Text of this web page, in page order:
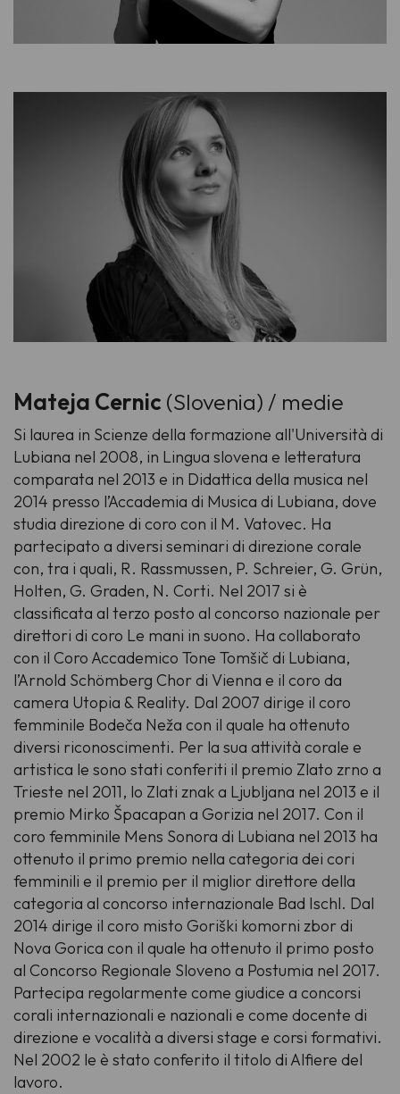
Mateja Cernic (Slovenia) / medie
Si laurea in Scienze della formazione all'Università di
Lubiana nel 2008, in Lingua slovena e letteratura
comparata nel 2013 e in Didattica della musica nel
2014 presso l’Accademia di Musica di Lubiana, dove
studia direzione di coro con il M. Vatovec. Ha
partecipato a diversi seminari di direzione corale
con, tra i quali, R. Rassmussen, P. Schreier, G. Grün,
Holten, G. Graden, N. Corti. Nel 2017 si è
classificata al terzo posto al concorso nazionale per
direttori di coro Le mani in suono. Ha collaborato
con il Coro Accademico Tone Tomšič di Lubiana,
l’Arnold Schömberg Chor di Vienna e il coro da
camera Utopia & Reality. Dal 2007 dirige il coro
femminile Bodeča Neža con il quale ha ottenuto
diversi riconoscimenti. Per la sua attività corale e
artistica le sono stati conferiti il premio Zlato zrno a
Trieste nel 2011, lo Zlati znak a Ljubljana nel 2013 e il
premio Mirko Špacapan a Gorizia nel 2017. Con il
coro femminile Mens Sonora di Lubiana nel 2013 ha
ottenuto il primo premio nella categoria dei cori
femminili e il premio per il miglior direttore della
categoria al concorso internazionale Bad Ischl. Dal
2014 dirige il coro misto Goriški komorni zbor di
Nova Gorica con il quale ha ottenuto il primo posto
al Concorso Regionale Sloveno a Postumia nel 2017.
Partecipa regolarmente come giudice a concorsi
corali internazionali e nazionali e come docente di
direzione e vocalità a diversi stage e corsi formativi.
Nel 2002 le è stato conferito il titolo di Alfiere del
lavoro.